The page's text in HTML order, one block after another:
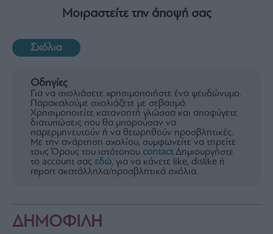
Μοιραστείτε την άποψή σας
Σχόλια
Οδηγίες
Για να σχολιάσετε χρησιμοποιήστε ένα ψευδώνυμο.
Παρακαλούμε σχολιάζετε με σεβασμό.
Χρησιμοποιείτε κατανοητή γλώσσα και αποφύγετε
διατυπώσεις που θα μπορούσαν να
παρερμηνευτούν ή να θεωρηθούν προσβλητικές.
Με την ανάρτηση σχολίου, συμφωνείτε να τηρείτε
τους Όρους του ιστότοπου contactΔημιουργήστε
το account σας εδώ, για να κάνετε like, dislike ή
report ακατάλληλα/προσβλητικά σχόλια.
ΔΗΜΟΦΙΛΗ